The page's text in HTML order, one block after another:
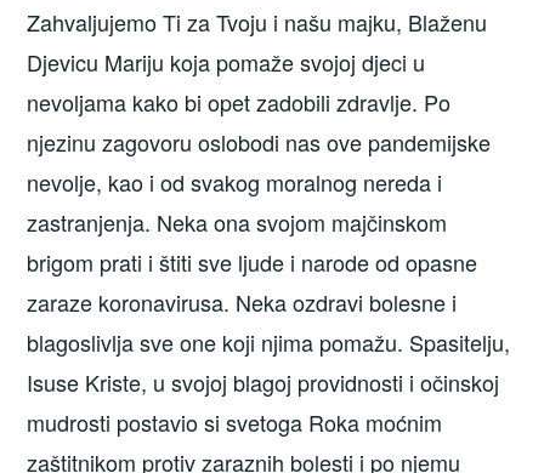
Zahvaljujemo Ti za Tvoju i našu majku, Blaženu
Djevicu Mariju koja pomaže svojoj djeci u
nevoljama kako bi opet zadobili zdravlje. Po
njezinu zagovoru oslobodi nas ove pandemijske
nevolje, kao i od svakog moralnog nereda i
zastranjenja. Neka ona svojom majčinskom
brigom prati i štiti sve ljude i narode od opasne
zaraze koronavirusa. Neka ozdravi bolesne i
blagoslivlja sve one koji njima pomažu. Spasitelju,
Isuse Kriste, u svojoj blagoj providnosti i očinskoj
mudrosti postavio si svetoga Roka moćnim
zaštitnikom protiv zaraznih bolesti i po njemu